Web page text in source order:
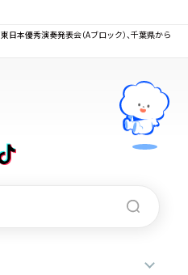
日本優秀演奏発表会（Aブロック）、千葉県から